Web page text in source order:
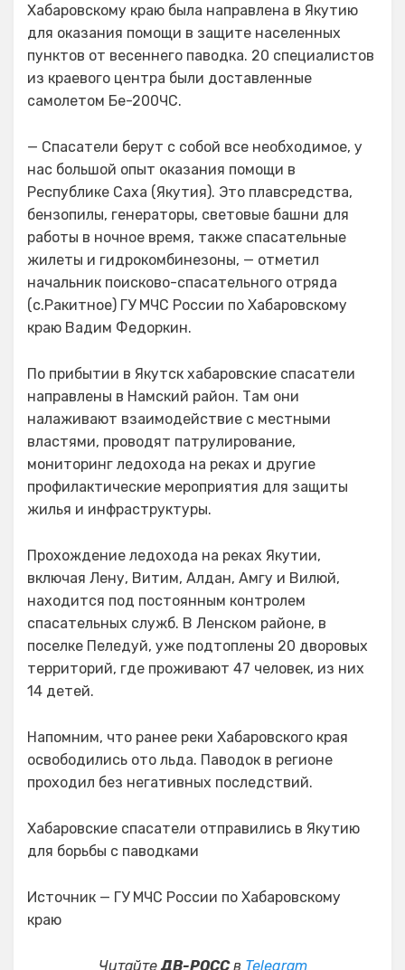
Хабаровскому краю была направлена в Якутию
для оказания помощи в защите населенных
пунктов от весеннего паводка. 20 специалистов
из краевого центра были доставленные
самолетом Бе-200ЧС.
— Спасатели берут с собой все необходимое, у
нас большой опыт оказания помощи в
Республике Саха (Якутия). Это плавсредства,
бензопилы, генераторы, световые башни для
работы в ночное время, также спасательные
жилеты и гидрокомбинезоны, — отметил
начальник поисково-спасательного отряда
(с.Ракитное) ГУ МЧС России по Хабаровскому
краю Вадим Федоркин.
По прибытии в Якутск хабаровские спасатели
направлены в Намский район. Там они
налаживают взаимодействие с местными
властями, проводят патрулирование,
мониторинг ледохода на реках и другие
профилактические мероприятия для защиты
жилья и инфраструктуры.
Прохождение ледохода на реках Якутии,
включая Лену, Витим, Алдан, Амгу и Вилюй,
находится под постоянным контролем
спасательных служб. В Ленском районе, в
поселке Пеледуй, уже подтоплены 20 дворовых
территорий, где проживают 47 человек, из них
14 детей.
Напомним, что ранее реки Хабаровского края
освободились ото льда. Паводок в регионе
проходил без негативных последствий.
Хабаровские спасатели отправились в Якутию
для борьбы с паводками
Источник — ГУ МЧС России по Хабаровскому
краю
ЧитайтеДВ-РОССв Telegram